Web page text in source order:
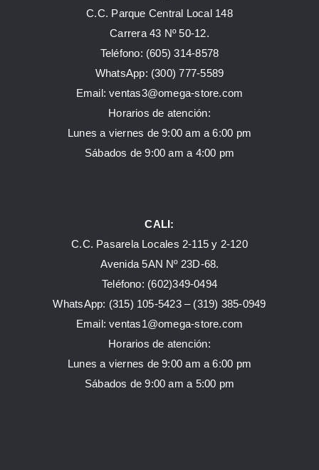
C.C. Parque Central Local 148
Carrera 43 Nº 50-12.
Teléfono: (605) 314-8578
WhatsApp: (300) 777-5589
Email: ventas3@omega-store.com
Horarios de atención:
Lunes a viernes de 9:00 am a 6:00 pm
Sábados de 9:00 am a 4:00 pm
CALI:
C.C. Pasarela Locales 2-115 y 2-120
Avenida 5AN Nº 23D-68.
Teléfono: (602)349-0494
WhatsApp: (315) 105-5423 – (319) 385-0949
Email:ventas1@omega-store.com
Horarios de atención:
Lunes a viernes de 9:00 am a 6:00 pm
Sábados de 9:00 am a 5:00 pm